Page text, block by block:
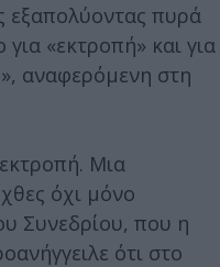
εξαπολύοντας πυρά
«εκτροπή» και για
αναφερόμενη στη
Μια
όχι μόνο
Συνεδρίου, που η
ότι στο